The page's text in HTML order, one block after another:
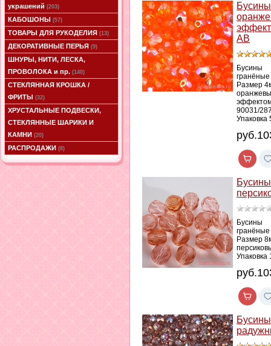
украшений (203)
КАБОШОНЫ (57)
ТОВАРЫ ДЛЯ РУКОДЕЛИЯ (13)
ДЕКОРАТИВНЫЕ ПЕРЬЯ (9)
ШНУРЫ, НИТИ, ЛЕСКА,
ПРОВОЛОКА и пр. (140)
СТЕКЛЯННАЯ КРОШКА /
ФРИТЫ (32)
ХРУСТАЛЬНЫЕ ПОДВЕСКИ,
СТЕКЛЯННЫЕ ШАРИКИ И
КАМНИ (20)
РАСПРОДАЖИ (8)
Бусины
АВ
Бусины
гранёные
Размер
90031/
Упаковка
Бусины
Бусины
гранёные
Размер
Упаковка
Бусины